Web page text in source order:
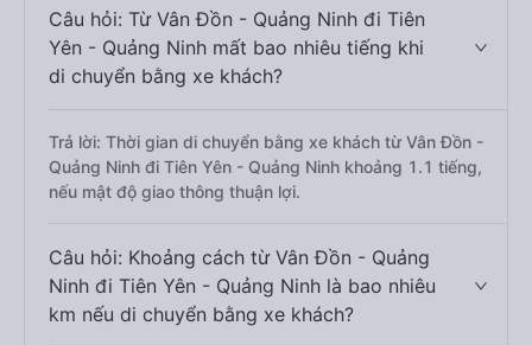
Câu hỏi: Từ Vân Đồn - Quảng Ninh đi Tiên
Yên - Quảng Ninh mất bao nhiêu tiếng khi
di chuyển bằng xe khách?
Trả lời: Thời gian di chuyển bằng xe khách từ Vân Đồn -
Quảng Ninh đi Tiên Yên - Quảng Ninh khoảng 1.1 tiếng,
nếu mật độ giao thông thuận lợi.
Câu hỏi: Khoảng cách từ Vân Đồn - Quảng
Ninh đi Tiên Yên - Quảng Ninh là bao nhiêu
km nếu di chuyển bằng xe khách?